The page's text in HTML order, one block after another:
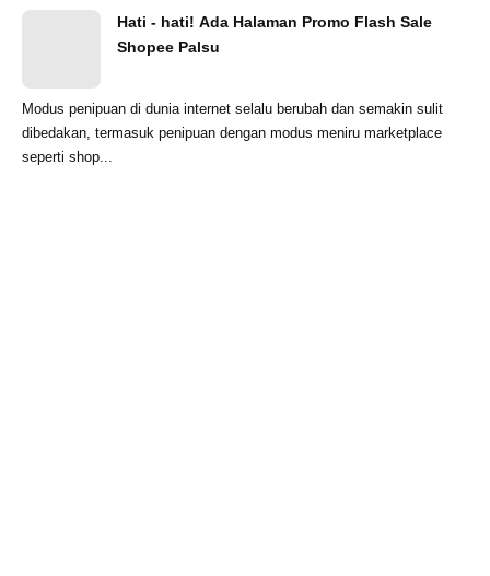
Hati - hati! Ada Halaman Promo Flash Sale
Shopee Palsu
Modus penipuan di dunia internet selalu berubah dan semakin sulit
dibedakan, termasuk penipuan dengan modus meniru marketplace
seperti shop...